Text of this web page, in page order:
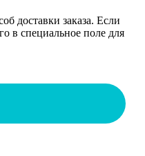
доставки заказа. Если
в специальное поле для